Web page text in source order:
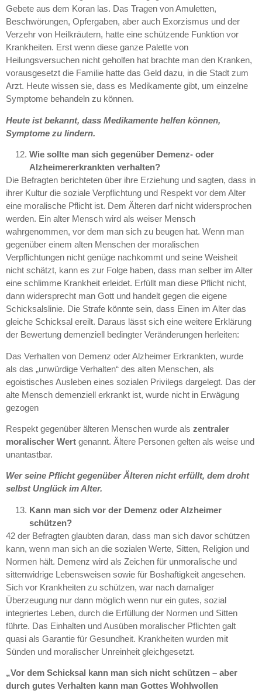
Gebete aus dem Koran las. Das Tragen von Amuletten,
Beschwörungen, Opfergaben, aber auch Exorzismus und der
Verzehr von Heilkräutern, hatte eine schützende Funktion vor
Krankheiten. Erst wenn diese ganze Palette von
Heilungsversuchen nicht geholfen hat brachte man den Kranken,
vorausgesetzt die Familie hatte das Geld dazu, in die Stadt zum
Arzt. Heute wissen sie, dass es Medikamente gibt, um einzelne
Symptome behandeln zu können.
Heute ist bekannt, dass Medikamente helfen können,
Symptome zu lindern.
Wie sollte man sich gegenüber Demenz- oder
Alzheimererkrankten verhalten?
Die Befragten berichteten über ihre Erziehung und sagten, dass in
ihrer Kultur die soziale Verpflichtung und Respekt vor dem Alter
eine moralische Pflicht ist. Dem Älteren darf nicht widersprochen
werden. Ein alter Mensch wird als weiser Mensch
wahrgenommen, vor dem man sich zu beugen hat. Wenn man
gegenüber einem alten Menschen der moralischen
Verpflichtungen nicht genüge nachkommt und seine Weisheit
nicht schätzt, kann es zur Folge haben, dass man selber im Alter
eine schlimme Krankheit erleidet. Erfüllt man diese Pflicht nicht,
dann widersprecht man Gott und handelt gegen die eigene
Schicksalslinie. Die Strafe könnte sein, dass Einen im Alter das
gleiche Schicksal ereilt. Daraus lässt sich eine weitere Erklärung
der Bewertung demenziell bedingter Veränderungen herleiten:
Das Verhalten von Demenz oder Alzheimer Erkrankten, wurde
als das „unwürdige Verhalten“ des alten Menschen, als
egoistisches Ausleben eines sozialen Privilegs dargelegt. Das der
alte Mensch demenziell erkrankt ist, wurde nicht in Erwägung
gezogen
Respekt gegenüber älteren Menschen wurde als zentraler
moralischer Wert genannt. Ältere Personen gelten als weise und
unantastbar.
Wer seine Pflicht gegenüber Älteren nicht erfüllt, dem droht
selbst Unglück im Alter.
Kann man sich vor der Demenz oder Alzheimer
schützen?
42 der Befragten glaubten daran, dass man sich davor schützen
kann, wenn man sich an die sozialen Werte, Sitten, Religion und
Normen hält. Demenz wird als Zeichen für unmoralische und
sittenwidrige Lebensweisen sowie für Boshaftigkeit angesehen.
Sich vor Krankheiten zu schützen, war nach damaliger
Überzeugung nur dann möglich wenn nur ein gutes, sozial
integriertes Leben, durch die Erfüllung der Normen und Sitten
führte. Das Einhalten und Ausüben moralischer Pflichten galt
quasi als Garantie für Gesundheit. Krankheiten wurden mit
Sünden und moralischer Unreinheit gleichgesetzt.
„Vor dem Schicksal kann man sich nicht schützen – aber
durch gutes Verhalten kann man Gottes Wohlwollen